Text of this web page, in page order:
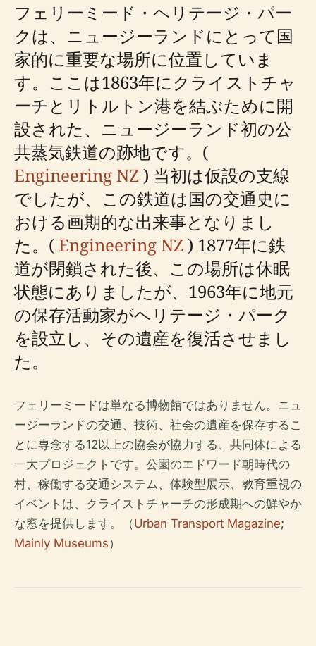
フェリーミード・ヘリテージ・パー
クは、ニュージーランドにとって国
家的に重要な場所に位置していま
す。ここは1863年にクライストチャ
ーチとリトルトン港を結ぶために開
設された、ニュージーランド初の公
共蒸気鉄道の跡地です。(
Engineering NZ) 当初は仮設の支線
でしたが、この鉄道は国の交通史に
おける画期的な出来事となりまし
た。( Engineering NZ) 1877年に鉄
道が閉鎖された後、この場所は休眠
状態にありましたが、1963年に地元
の保存活動家がヘリテージ・パーク
を設立し、その遺産を復活させまし
た。
フェリーミードは単なる博物館ではありません。ニュ
ージーランドの交通、技術、社会の遺産を保存するこ
とに専念する12以上の協会が協力する、共同体による
一大プロジェクトです。公園のエドワード朝時代の
村、稼働する交通システム、体験型展示、教育重視の
イベントは、クライストチャーチの形成期への鮮やか
な窓を提供します。（Urban Transport Magazine;
Mainly Museums）